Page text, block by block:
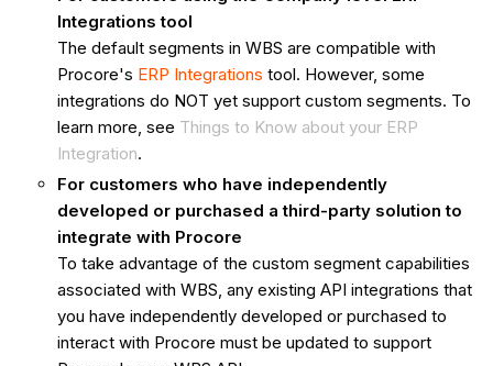
Integrations tool
The default segments in WBS are compatible with
Procore's ERP Integrations tool. However, some
integrations do NOT yet support custom segments. To
learn more, see Things to Know about your ERP
Integration.
For customers who have independently
developed or purchased a third-party solution to
integrate with Procore
To take advantage of the custom segment capabilities
associated with WBS, any existing API integrations that
you have independently developed or purchased to
interact with Procore must be updated to support